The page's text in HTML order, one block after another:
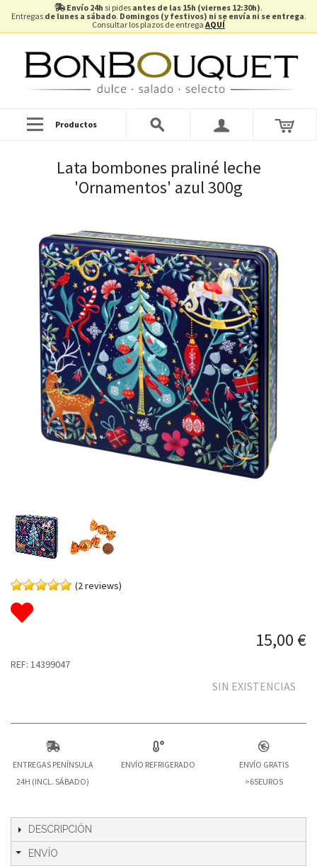
Envío 24h si pides antes de las 15h (viernes 12:30h).
Entregas de lunes a sábado. Domingos (y festivos) ni se envía ni se entrega.
Consultar los plazos de entrega AQUÍ
Productos
Lata bombones praliné leche
'Ornamentos' azul 300g
(2 reviews)
15,00 €
REF: 14399047
SIN EXISTENCIAS
ENTREGAS PENÍNSULA
24H (INCL. SÁBADO)
ENVÍO REFRIGERADO
ENVÍO GRATIS
>65EUROS
DESCRIPCIÓN
ENVÍO